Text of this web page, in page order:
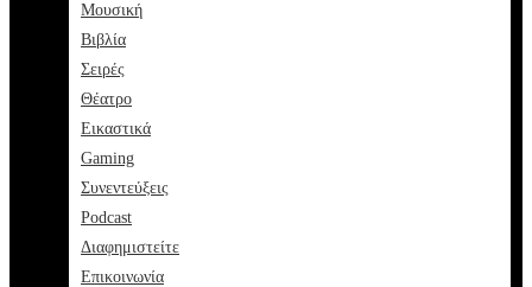
Μουσική
Βιβλία
Σειρές
Θέατρο
Εικαστικά
Gaming
Συνεντεύξεις
Podcast
Διαφημιστείτε
Επικοινωνία